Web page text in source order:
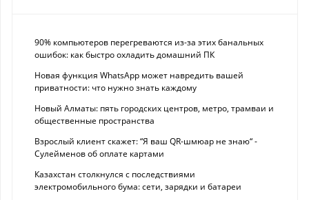
90% компьютеров перегреваются из-за этих банальных
ошибок: как быстро охладить домашний ПК
Новая функция WhatsApp может навредить вашей
приватности: что нужно знать каждому
Новый Алматы: пять городских центров, метро, трамваи и
общественные пространства
Взрослый клиент скажет: “Я ваш QR-шмюар не знаю“ -
Сулейменов об оплате картами
Казахстан столкнулся с последствиями
электромобильного бума: сети, зарядки и батареи